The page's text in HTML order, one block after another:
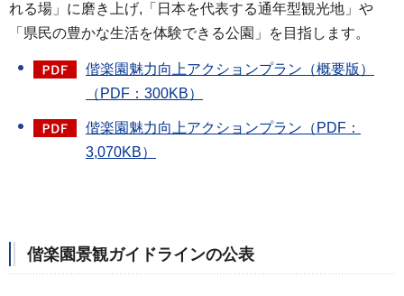
れる場」に磨き上げ,「日本を代表する通年型観光地」や
「県民の豊かな生活を体験できる公園」を目指します。
偕楽園魅力向上アクションプラン（概要版）
（PDF：300KB）
偕楽園魅力向上アクションプラン（PDF：
3,070KB）
偕楽園景観ガイドラインの公表